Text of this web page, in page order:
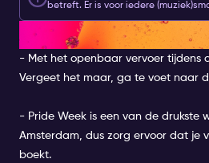
betreft. Er is voor iedere
toegang tot de beste clubs in de
Dus of je voor het gebruikelijke
keer iets anders wilt proberen,
PRAKTISCHE
- Met het openbaar vervoer tijdens
Vergeet het maar, ga te voet naar
- Pride Week is een van de drukste
Amsterdam, dus zorg ervoor dat je
boekt.